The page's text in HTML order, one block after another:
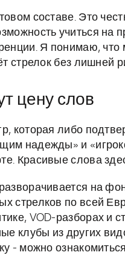
составе. Это
учиться на
Я понимаю,
стрелок без лишней
цену слов
которая либо
надежды» и
Красивые слова
на
стрелков по всей
VOD-разборах и
клубы из других
- можно